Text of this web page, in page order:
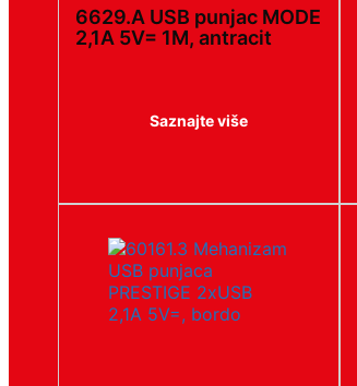
6629.A USB punjac MODE
2,1A 5V= 1M, antracit
Saznajte više